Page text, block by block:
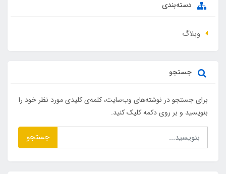
دسته‌بندی
وبلاگ
جستجو
برای جستجو در نوشته‌های وب‌سایت، کلمه‌ی کلیدی مورد نظر خود را
بنویسید و بر روی دکمه کلیک کنید.
جستجو